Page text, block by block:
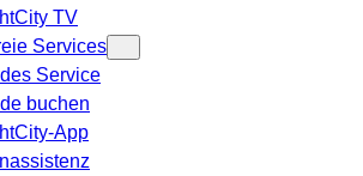
TV
Services
Service
buchen
App